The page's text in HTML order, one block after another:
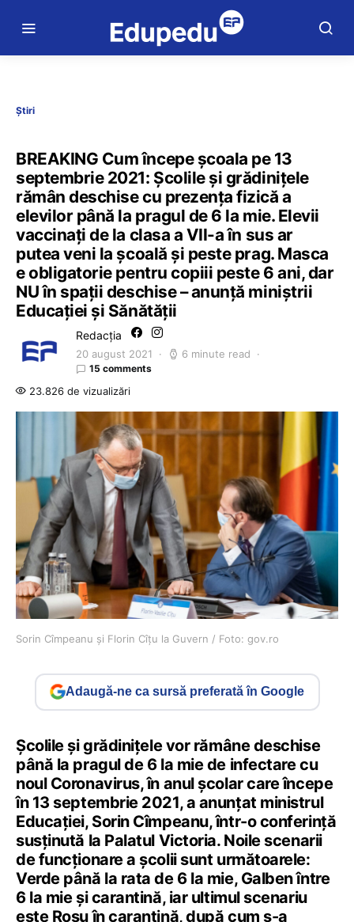
Știri
BREAKING Cum începe școala pe 13
septembrie 2021: Școlile și grădinițele
rămân deschise cu prezența fizică a
elevilor până la pragul de 6 la mie. Elevii
vaccinați de la clasa a VII-a în sus ar
putea veni la școală și peste prag. Masca
e obligatorie pentru copiii peste 6 ani, dar
NU în spații deschise – anunță miniștrii
Educației și Sănătății
Redacția
20 august 2021 6 minute read
15 comments
23.826 de vizualizări
Sorin Cîmpeanu și Florin Cîțu la Guvern / Foto: gov.ro
Adaugă-ne ca sursă preferată în Google
Școlile și grădinițele vor rămâne deschise
până la pragul de 6 la mie de infectare cu
noul Coronavirus, în anul școlar care începe
în 13 septembrie 2021, a anunțat ministrul
Educației, Sorin Cîmpeanu, într-o conferință
susținută la Palatul Victoria. Noile scenarii
de funcționare a școlii sunt următoarele:
Verde până la rata de 6 la mie, Galben între
6 la mie și carantină, iar ultimul scenariu
este Roșu în carantină, după cum s-a